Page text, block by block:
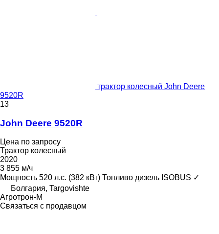
трактор колесный John Deere
9520R
13
John Deere 9520R
Цена по запросу
Трактор колесный
2020
3 855 м/ч
Мощность 520 л.с. (382 кВт) Топливо дизель ISOBUS ✓
Болгария, Targovishte
Агротрон-М
Связаться с продавцом